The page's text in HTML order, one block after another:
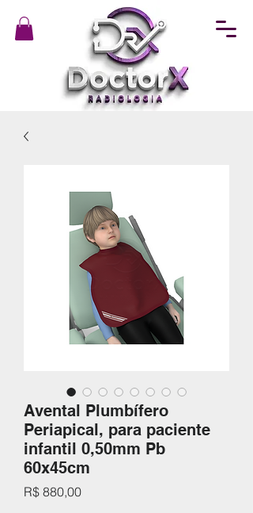
Avental Plumbífero
Periapical, para paciente
infantil 0,50mm Pb
60x45cm
R$ 880,00Preço